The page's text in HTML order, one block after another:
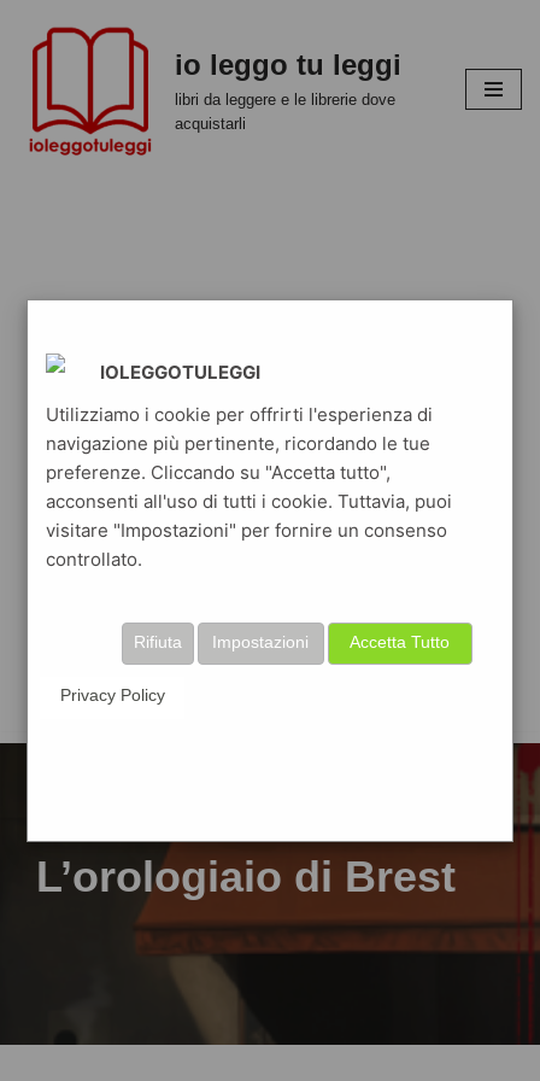
contenuto
io leggo tu leggi
libri da leggere e le librerie dove
acquistarli
L’orologiaio di Brest
IOLEGGOTULEGGI
Utilizziamo i cookie per offrirti l'esperienza di
navigazione più pertinente, ricordando le tue
preferenze. Cliccando su "Accetta tutto",
acconsenti all'uso di tutti i cookie. Tuttavia, puoi
visitare "Impostazioni" per fornire un consenso
controllato.
Accetta Tutto
Impostazioni
Rifiuta
Privacy Policy